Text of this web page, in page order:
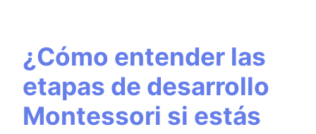
¿Cómo entender las
etapas de desarrollo
Montessori si estás